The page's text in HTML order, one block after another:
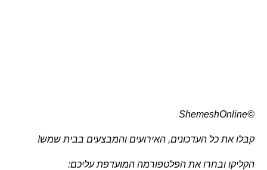
©ShemeshOnline
קבלו את כל העדכונים, האירועים והמבצעים בבית שמש!
הקליקו ובחרו את הפלטפורמה המועדפת עליכם: